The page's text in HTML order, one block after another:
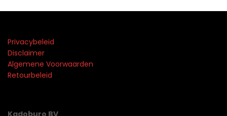
Privacybeleid
Disclaimer
Algemene Voorwaarden
Retourbeleid
Kadoburo BV